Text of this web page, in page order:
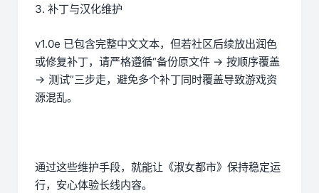
3. 补丁与汉化维护
v1.0e 已包含完整中文文本，但若社区后续放出润色
或修复补丁，请严格遵循“备份原文件 → 按顺序覆盖
→ 测试”三步走，避免多个补丁同时覆盖导致游戏资
源混乱。
通过这些维护手段，就能让《淑女都市》保持稳定运
行，安心体验长线内容。